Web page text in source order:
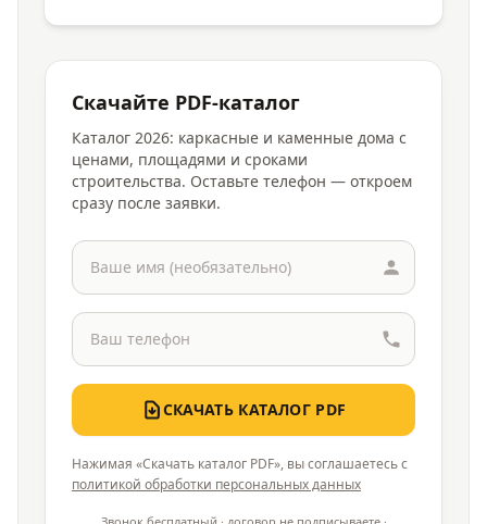
Скачайте PDF-каталог
Каталог 2026: каркасные и каменные дома с
ценами, площадями и сроками
строительства. Оставьте телефон — откроем
сразу после заявки.
СКАЧАТЬ КАТАЛОГ PDF
Нажимая «Скачать каталог PDF», вы соглашаетесь с
политикой обработки персональных данных